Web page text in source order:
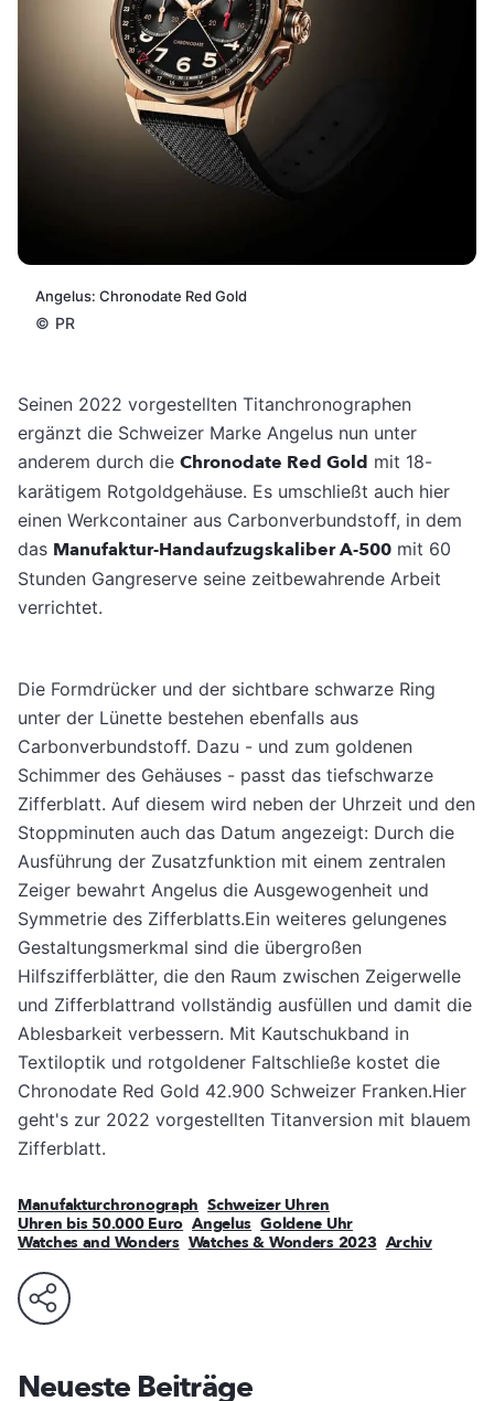
Angelus: Chronodate Red Gold
© PR
Seinen 2022 vorgestellten Titanchronographen
ergänzt die Schweizer Marke Angelus nun unter
anderem durch die Chronodate Red Gold mit 18-
karätigem Rotgoldgehäuse. Es umschließt auch hier
einen Werkcontainer aus Carbonverbundstoff, in dem
das Manufaktur-Handaufzugskaliber A-500 mit 60
Stunden Gangreserve seine zeitbewahrende Arbeit
verrichtet.
Die Formdrücker und der sichtbare schwarze Ring
unter der Lünette bestehen ebenfalls aus
Carbonverbundstoff. Dazu - und zum goldenen
Schimmer des Gehäuses - passt das tiefschwarze
Zifferblatt. Auf diesem wird neben der Uhrzeit und den
Stoppminuten auch das Datum angezeigt: Durch die
Ausführung der Zusatzfunktion mit einem zentralen
Zeiger bewahrt Angelus die Ausgewogenheit und
Symmetrie des Zifferblatts.Ein weiteres gelungenes
Gestaltungsmerkmal sind die übergroßen
Hilfszifferblätter, die den Raum zwischen Zeigerwelle
und Zifferblattrand vollständig ausfüllen und damit die
Ablesbarkeit verbessern. Mit Kautschukband in
Textiloptik und rotgoldener Faltschließe kostet die
Chronodate Red Gold 42.900 Schweizer Franken.Hier
geht's zur 2022 vorgestellten Titanversion mit blauem
Zifferblatt.
Manufakturchronograph Schweizer Uhren
Uhren bis 50.000 Euro Angelus Goldene Uhr
Watches and Wonders Watches & Wonders 2023 Archiv
Neueste Beiträge